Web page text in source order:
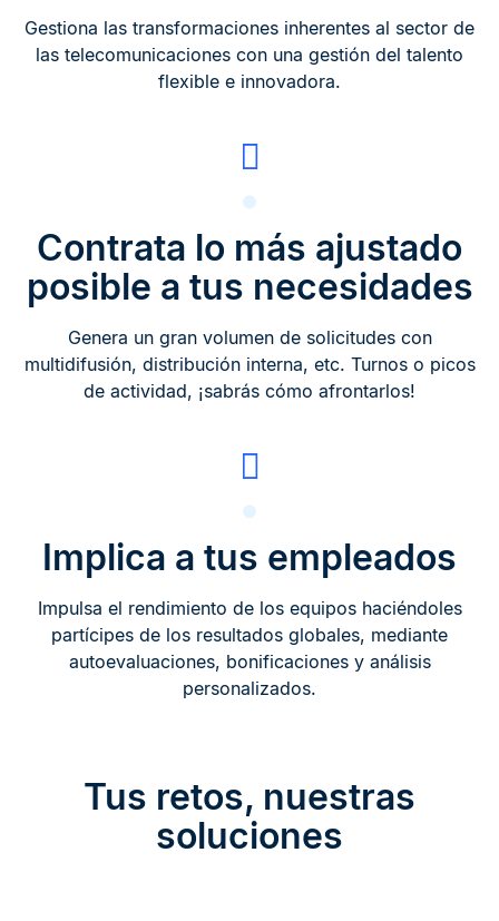
Gestiona las transformaciones inherentes al sector de
las telecomunicaciones con una gestión del talento
flexible e innovadora.
Contrata lo más ajustado
posible a tus necesidades
Genera un gran volumen de solicitudes con
multidifusión, distribución interna, etc. Turnos o picos
de actividad, ¡sabrás cómo afrontarlos!
Implica a tus empleados
Impulsa el rendimiento de los equipos haciéndoles
partícipes de los resultados globales, mediante
autoevaluaciones, bonificaciones y análisis
personalizados.
Tus retos, nuestras
soluciones